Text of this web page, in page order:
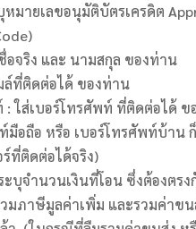
มายเลขอนุมัติบัตรเครดิต
อจริง และ นามสกุล ของท่าน
ล์ที่ติดต่อได้ ของท่าน
: ใส่เบอร์โทรศัพท์ ที่ติดต่อได้ ข
มือถือ หรือ เบอร์โทรศัพท์บ้าน
ที่ติดต่อได้จริง)
ะบุจำนวนเงินที่โอน ซึ่งต้องตรง
มภาษีมูลค่าเพิ่ม และรวมค่าขน